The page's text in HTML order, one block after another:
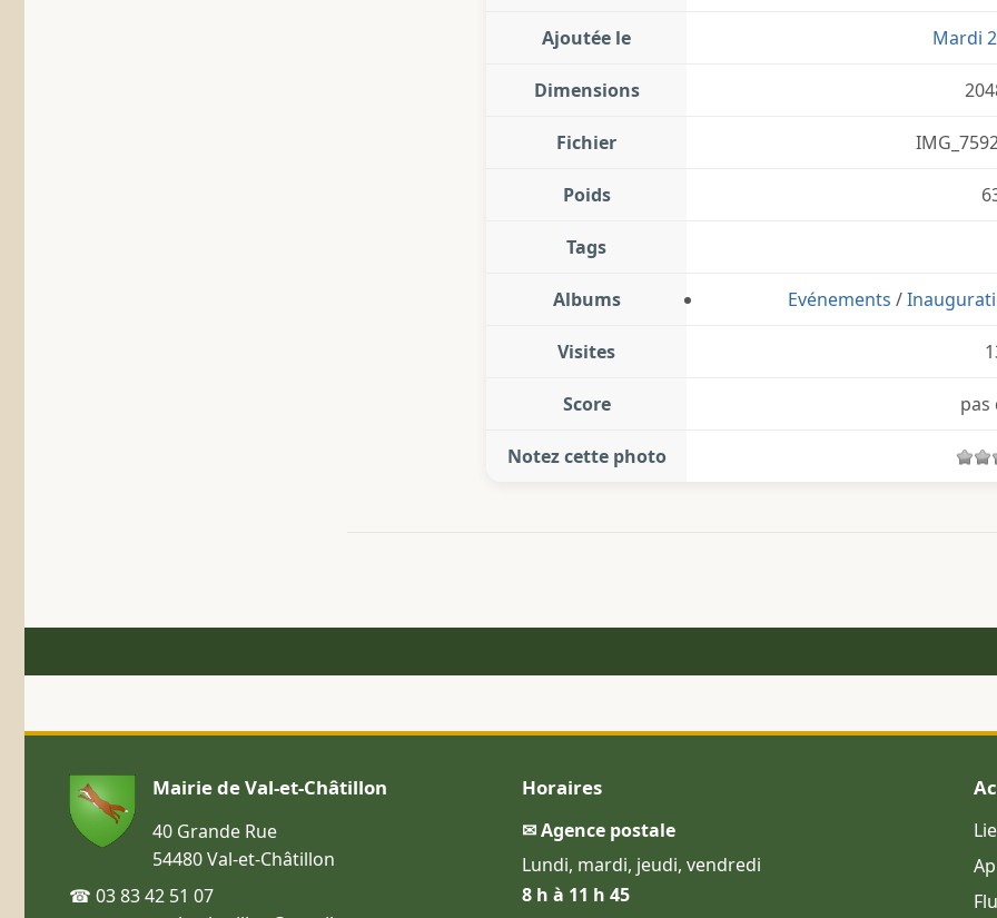
Ajoutée le Mardi
Dimensions
Fichier
Poids
Tags
Albums Evénements /
Visites
Score pas
Notez cette photo
Mairie de Val-et-Châtillon
40 Grande Rue
54480 Val-et-Châtillon
☎ 03 83 42 51 07
Horaires
✉ Agence postale
Lundi, mardi, jeudi, vendredi
8 h à 11 h 45